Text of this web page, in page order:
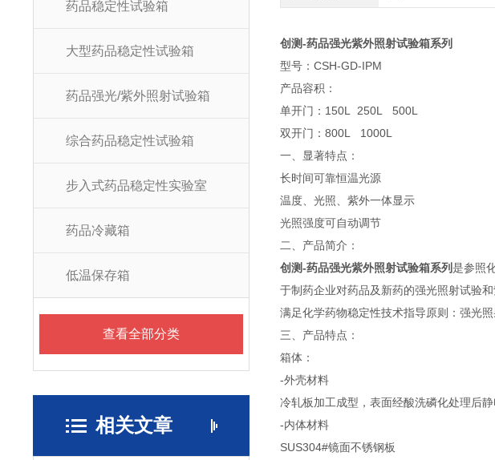
药品稳定性试验箱
大型药品稳定性试验箱
药品强光/紫外照射试验箱
综合药品稳定性试验箱
步入式药品稳定性实验室
药品冷藏箱
低温保存箱
查看全部分类
相关文章
创测-药品强光紫外照射试验箱系列
型号：CSH-GD-IPM
产品容积：
单开门：150L 250L 500L
双开门：800L 1000L
一、显著特点：
长时间可靠恒温光源
温度、光照、紫外一体显示
光照强度可自动调节
二、产品简介：
创测-药品强光紫外照射试验箱系列是参照
于制药企业对药品及新药的强光照射试验和
满足化学药物稳定性技术指导原则：强光
三、产品特点：
箱体：
-外壳材料
冷轧板加工成型，表面经酸洗磷化处理后静
-内体材料
SUS304#镜面不锈钢板